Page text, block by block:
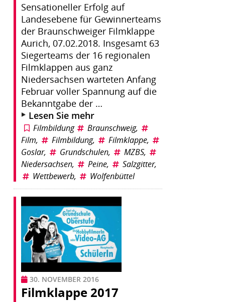
Sensationeller Erfolg auf
Landesebene für Gewinnerteams
der Braunschweiger Filmklappe
Aurich, 07.02.2018. Insgesamt 63
Siegerteams der 16 regionalen
Filmklappen aus ganz
Niedersachsen warteten Anfang
Februar voller Spannung auf die
Bekanntgabe der …
Lesen Sie mehr
Filmbildung Braunschweig,
Film, Filmbildung, Filmklappe,
Goslar, Grundschulen, MZBS,
Niedersachsen, Peine, Salzgitter,
Wettbewerb, Wolfenbüttel
30. NOVEMBER 2016
Filmklappe 2017